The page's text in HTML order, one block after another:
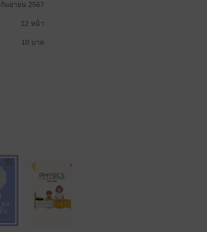
กันยายน 2567
12 หน้า
10 บาท